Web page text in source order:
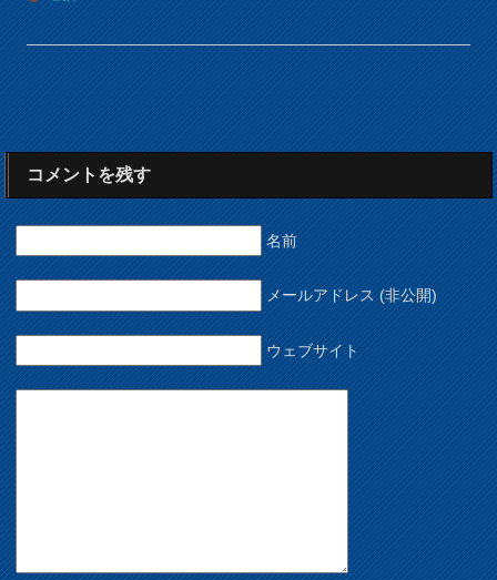
コメントを残す
名前
メールアドレス (非公開)
ウェブサイト